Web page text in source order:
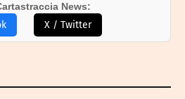
News:
X / Twitter